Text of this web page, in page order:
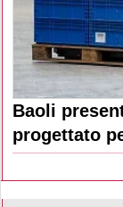
Baoli
progettato